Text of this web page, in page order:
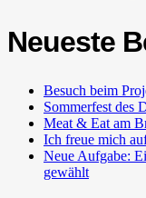
Neueste
Besuch beim
Sommerfest des
Meat & Eat am
Ich freue mich
Neue Aufgabe:
gewählt